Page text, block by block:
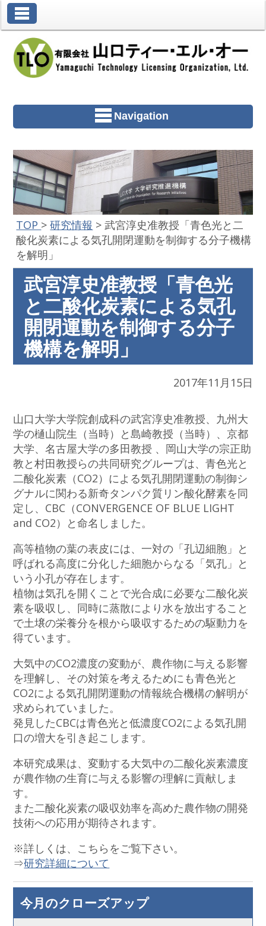
Navigation
TOP >研究情報 >武宮淳史准教授「青色光と二
酸化炭素による気孔開閉運動を制御する分子機構
を解明」
武宮淳史准教授「青色光
と二酸化炭素による気孔
開閉運動を制御する分子
機構を解明」
2017年11月15日
山口大学大学院創成科の武宮淳史准教授、九州大
学の樋山院生（当時）と島崎教授（当時）、京都
大学、名古屋大学の多田教授 、岡山大学の宗正助
教と村田教授らの共同研究グループは、青色光と
二酸化炭素（CO2）による気孔開閉運動の制御シ
グナルに関わる新奇タンパク質リン酸化酵素を同
定し、CBC（CONVERGENCE OF BLUE LIGHT
and CO2）と命名しました。
高等植物の葉の表皮には、一対の「孔辺細胞」と
呼ばれる高度に分化した細胞からなる「気孔」と
いう小孔が存在します。
植物は気孔を開くことで光合成に必要な二酸化炭
素を吸収し、同時に蒸散により水を放出すること
で土壌の栄養分を根から吸収するための駆動力を
得ています。
大気中のCO2濃度の変動が、農作物に与える影響
を理解し、その対策を考えるためにも青色光と
CO2による気孔開閉運動の情報統合機構の解明が
求められていました。
発見したCBCは青色光と低濃度CO2による気孔開
口の増大を引き起こします。
本研究成果は、変動する大気中の二酸化炭素濃度
が農作物の生育に与える影響の理解に貢献しま
す。
また二酸化炭素の吸収効率を高めた農作物の開発
技術への応用が期待されます。
※詳しくは、こちらをご覧下さい。
⇒研究詳細について
今月のクローズアップ